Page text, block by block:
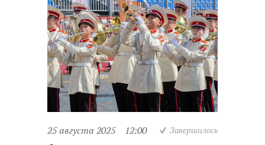
25 августа 2025 12:00 Завершилось